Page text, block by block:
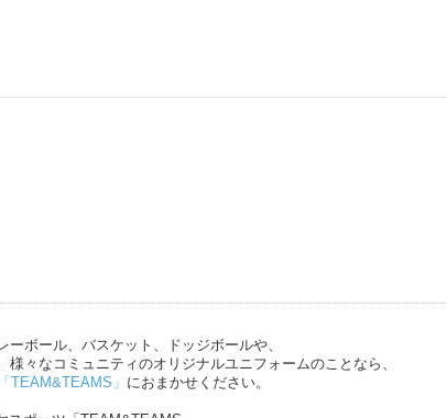
ーボール、バスケット、ドッジボールや、
々なコミュニティのオリジナルユニフォームのことなら、
「TEAM&TEAMS」 におまかせください。